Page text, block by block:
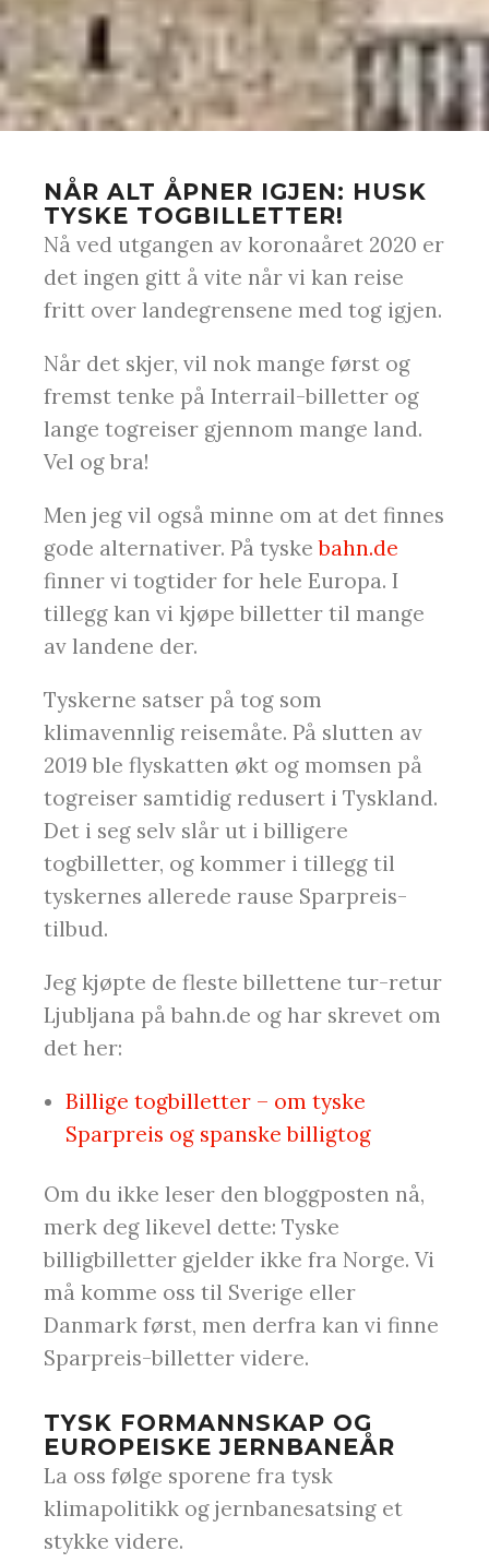
NÅR ALT ÅPNER IGJEN: HUSK
TYSKE TOGBILLETTER!
Nå ved utgangen av koronaåret 2020 er
det ingen gitt å vite når vi kan reise
fritt over landegrensene med tog igjen.
Når det skjer, vil nok mange først og
fremst tenke på Interrail-billetter og
lange togreiser gjennom mange land.
Vel og bra!
Men jeg vil også minne om at det finnes
gode alternativer. På tyskebahn.de
finner vi togtider for hele Europa. I
tillegg kan vi kjøpe billetter til mange
av landene der.
Tyskerne satser på tog som
klimavennlig reisemåte. På slutten av
2019 ble flyskatten økt og momsen på
togreiser samtidig redusert i Tyskland.
Det i seg selv slår ut i billigere
togbilletter, og kommer i tillegg til
tyskernes allerede rause Sparpreis-
tilbud.
Jeg kjøpte de fleste billettene tur-retur
Ljubljana på bahn.de og har skrevet om
det her:
Billige togbilletter – om tyske
Sparpreis og spanske billigtog
Om du ikke leser den bloggposten nå,
merk deg likevel dette: Tyske
billigbilletter gjelder ikke fra Norge. Vi
må komme oss til Sverige eller
Danmark først, men derfra kan vi finne
Sparpreis-billetter videre.
TYSK FORMANNSKAP OG
EUROPEISKE JERNBANEÅR
La oss følge sporene fra tysk
klimapolitikk og jernbanesatsing et
stykke videre.